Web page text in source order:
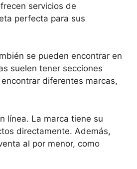
servicios de
perfecta para sus
se pueden encontrar en
suelen tener secciones
diferentes marcas,
línea. La marca tiene su
directamente. Además,
al por menor, como